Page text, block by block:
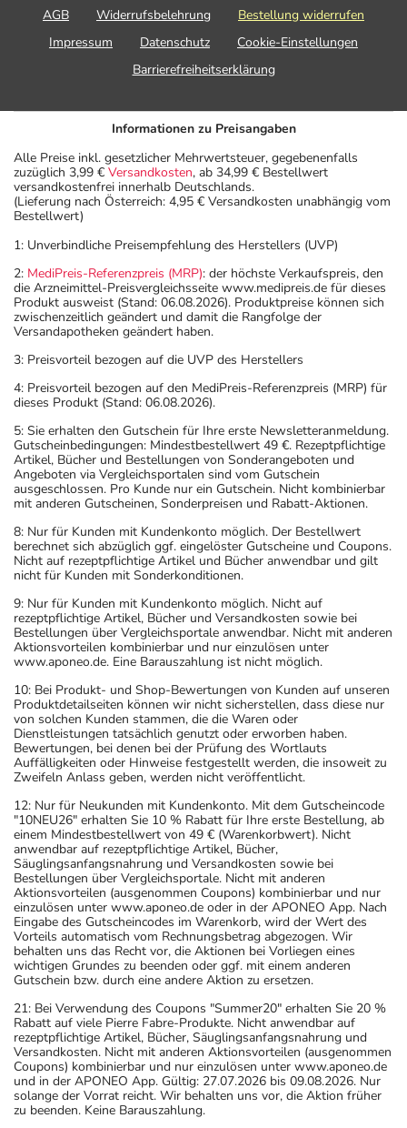
AGB Widerrufsbelehrung
Bestellung widerrufen
Impressum
Datenschutz
Cookie-Einstellungen
Barrierefreiheitserklärung
Informationen zu Preisangaben
Alle Preise inkl. gesetzlicher Mehrwertsteuer, gegebenenfalls
zuzüglich 3,99 € Versandkosten, ab 34,99 € Bestellwert
versandkostenfrei innerhalb Deutschlands.
(Lieferung nach Österreich: 4,95 € Versandkosten unabhängig vom
Bestellwert)
1: Unverbindliche Preisempfehlung des Herstellers (UVP)
2: MediPreis-Referenzpreis (MRP): der höchste Verkaufspreis, den
die Arzneimittel-Preisvergleichsseite www.medipreis.de für dieses
Produkt ausweist (Stand: 06.08.2026). Produktpreise können sich
zwischenzeitlich geändert und damit die Rangfolge der
Versandapotheken geändert haben.
3: Preisvorteil bezogen auf die UVP des Herstellers
4: Preisvorteil bezogen auf den MediPreis-Referenzpreis (MRP) für
dieses Produkt (Stand: 06.08.2026).
5: Sie erhalten den Gutschein für Ihre erste Newsletteranmeldung.
Gutscheinbedingungen: Mindestbestellwert 49 €. Rezeptpflichtige
Artikel, Bücher und Bestellungen von Sonderangeboten und
Angeboten via Vergleichsportalen sind vom Gutschein
ausgeschlossen. Pro Kunde nur ein Gutschein. Nicht kombinierbar
mit anderen Gutscheinen, Sonderpreisen und Rabatt-Aktionen.
8: Nur für Kunden mit Kundenkonto möglich. Der Bestellwert
berechnet sich abzüglich ggf. eingelöster Gutscheine und Coupons.
Nicht auf rezeptpflichtige Artikel und Bücher anwendbar und gilt
nicht für Kunden mit Sonderkonditionen.
9: Nur für Kunden mit Kundenkonto möglich. Nicht auf
rezeptpflichtige Artikel, Bücher und Versandkosten sowie bei
Bestellungen über Vergleichsportale anwendbar. Nicht mit anderen
Aktionsvorteilen kombinierbar und nur einzulösen unter
www.aponeo.de. Eine Barauszahlung ist nicht möglich.
10: Bei Produkt- und Shop-Bewertungen von Kunden auf unseren
Produktdetailseiten können wir nicht sicherstellen, dass diese nur
von solchen Kunden stammen, die die Waren oder
Dienstleistungen tatsächlich genutzt oder erworben haben.
Bewertungen, bei denen bei der Prüfung des Wortlauts
Auffälligkeiten oder Hinweise festgestellt werden, die insoweit zu
Zweifeln Anlass geben, werden nicht veröffentlicht.
12: Nur für Neukunden mit Kundenkonto. Mit dem Gutscheincode
"10NEU26" erhalten Sie 10 % Rabatt für Ihre erste Bestellung, ab
einem Mindestbestellwert von 49 € (Warenkorbwert). Nicht
anwendbar auf rezeptpflichtige Artikel, Bücher,
Säuglingsanfangsnahrung und Versandkosten sowie bei
Bestellungen über Vergleichsportale. Nicht mit anderen
Aktionsvorteilen (ausgenommen Coupons) kombinierbar und nur
einzulösen unter www.aponeo.de oder in der APONEO App. Nach
Eingabe des Gutscheincodes im Warenkorb, wird der Wert des
Vorteils automatisch vom Rechnungsbetrag abgezogen. Wir
behalten uns das Recht vor, die Aktionen bei Vorliegen eines
wichtigen Grundes zu beenden oder ggf. mit einem anderen
Gutschein bzw. durch eine andere Aktion zu ersetzen.
21: Bei Verwendung des Coupons "Summer20" erhalten Sie 20 %
Rabatt auf viele Pierre Fabre-Produkte. Nicht anwendbar auf
rezeptpflichtige Artikel, Bücher, Säuglingsanfangsnahrung und
Versandkosten. Nicht mit anderen Aktionsvorteilen (ausgenommen
Coupons) kombinierbar und nur einzulösen unter www.aponeo.de
und in der APONEO App. Gültig: 27.07.2026 bis 09.08.2026. Nur
solange der Vorrat reicht. Wir behalten uns vor, die Aktion früher
zu beenden. Keine Barauszahlung.